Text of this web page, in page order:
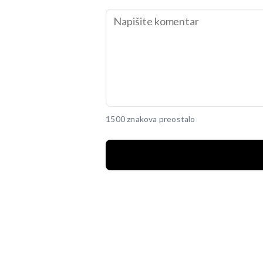
1500 znakova preostalo